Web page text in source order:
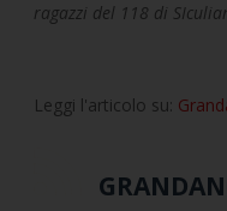
ragazzi del 118 di
Leggi l'articolo su: